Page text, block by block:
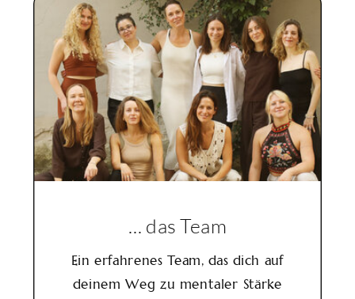
Ein erfahrenes Team, das dich auf
deinem Weg zu mentaler Stärke
... das Team